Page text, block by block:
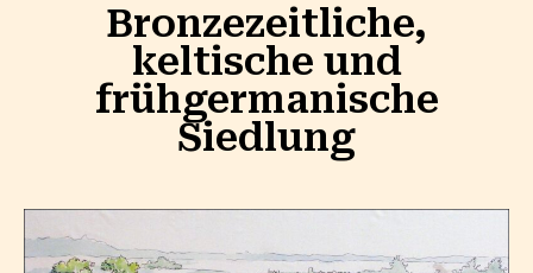
Bronzezeitliche,
keltische und
frühgermanische
Siedlung